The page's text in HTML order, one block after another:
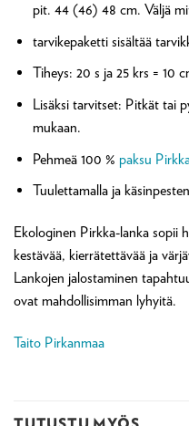
pit. 44 (46) 48 cm. Väljä
tarvikepaketti sisältää
Tiheys: 20 s ja 25 krs = 10
Lisäksi tarvitset: Pitkät tai
mukaan.
Pehmeä 100 % paksu
Tuulettamalla ja
Ekologinen Pirkka-lanka sopii
kestävää, kierrätettävää ja
Lankojen jalostaminen
ovat mahdollisimman lyhyitä.
Taito Pirkanmaa